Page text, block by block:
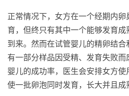
正常情况下，女方在一个经期内
育，但终只有其中一个能够发育
到来。然而在试管婴儿的精卵结
有一部分样品因受精、发育失败
婴儿的成功率，医生会安排女方使
使一批卵泡同时发育，长大并且成